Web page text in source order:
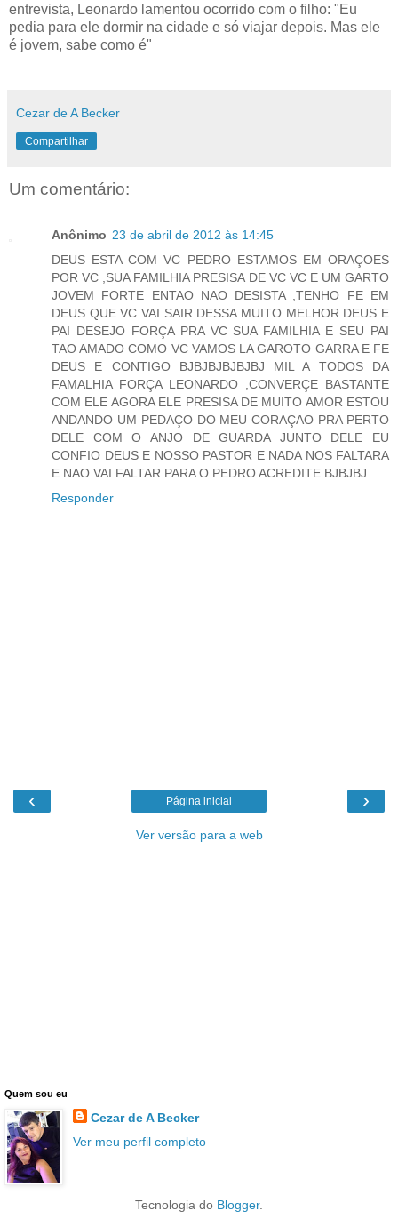
entrevista, Leonardo lamentou ocorrido com o filho: "Eu
pedia para ele dormir na cidade e só viajar depois. Mas ele
é jovem, sabe como é"
Cezar de A Becker
Compartilhar
Um comentário:
Anônimo 23 de abril de 2012 às 14:45
DEUS ESTA COM VC PEDRO ESTAMOS EM ORAÇOES
POR VC ,SUA FAMILHIA PRESISA DE VC VC E UM GARTO
JOVEM FORTE ENTAO NAO DESISTA ,TENHO FE EM
DEUS QUE VC VAI SAIR DESSA MUITO MELHOR DEUS E
PAI DESEJO FORÇA PRA VC SUA FAMILHIA E SEU PAI
TAO AMADO COMO VC VAMOS LA GAROTO GARRA E FE
DEUS E CONTIGO BJBJBJBJBJBJ MIL A TODOS DA
FAMALHIA FORÇA LEONARDO ,CONVERÇE BASTANTE
COM ELE AGORA ELE PRESISA DE MUITO AMOR ESTOU
ANDANDO UM PEDAÇO DO MEU CORAÇAO PRA PERTO
DELE COM O ANJO DE GUARDA JUNTO DELE EU
CONFIO DEUS E NOSSO PASTOR E NADA NOS FALTARA
E NAO VAI FALTAR PARA O PEDRO ACREDITE BJBJBJ.
Responder
‹ ›
Página inicial
Ver versão para a web
Quem sou eu
Cezar de A Becker
Ver meu perfil completo
Tecnologia do Blogger.